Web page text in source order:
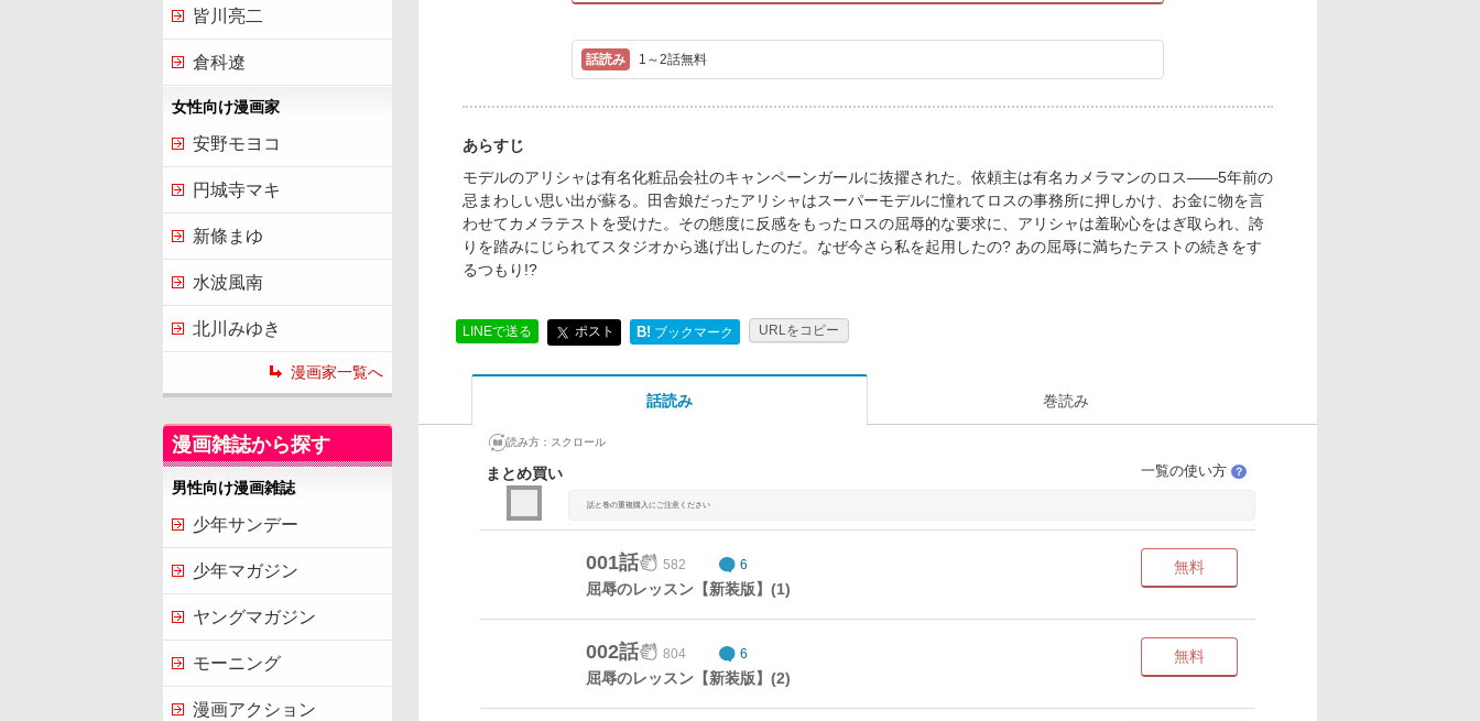
1～2話無料
あらすじ
モデルのアリシャは有名化粧品会社のキャンペーンガールに抜擢された。依頼主は有名カメラマンのロス――5年前の
忌まわしい思い出が蘇る。田舎娘だったアリシャはスーパーモデルに憧れてロスの事務所に押しかけ、お金に物を言
わせてカメラテストを受けた。その態度に反感をもったロスの屈辱的な要求に、アリシャは羞恥心をはぎ取られ、誇
りを踏みにじられてスタジオから逃げ出したのだ。なぜ今さら私を起用したの? あの屈辱に満ちたテストの続きをす
るつもり!?
LINEで送る ポスト B! ブックマーク URLをコピー
話読み 巻読み
読み方： スクロール
まとめ買い 一覧の使い方 ？
話と巻の重複購入にご注意ください
001話 582 6
屈辱のレッスン【新装版】(1)
無料
002話 804 6
屈辱のレッスン【新装版】(2)
無料
皆川亮二
倉科遼
女性向け漫画家
安野モヨコ
円城寺マキ
新條まゆ
水波風南
北川みゆき
漫画家一覧へ
漫画雑誌から探す
男性向け漫画雑誌
少年サンデー
少年マガジン
ヤングマガジン
モーニング
漫画アクション